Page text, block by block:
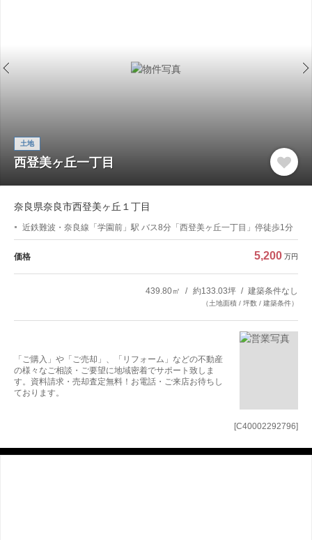
[C40002292796]
土地
西登美ヶ丘一丁目
奈良県奈良市西登美ヶ丘１丁目
近鉄難波・奈良線「学園前」駅 バス8分「西登美ヶ丘一丁目」停徒歩1分
価格 5,200 万円
439.80㎡ 約133.03坪 建築条件なし
（土地面積 / 坪数 / 建築条件）
「ご購入」や「ご売却」、「リフォーム」などの不動産
の様々なご相談・ご要望に地域密着でサポート致しま
す。資料請求・売却査定無料！お電話・ご来店お待ちし
ております。